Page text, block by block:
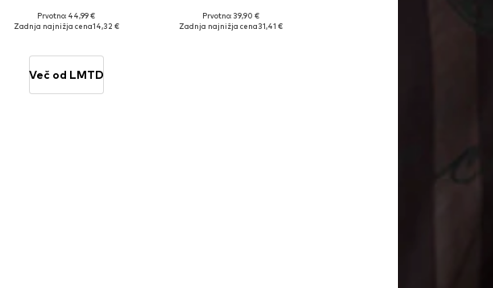
Razpoložljive velikosti: 128, 176
Prvotno: 44,99 €
Zadnja najnižja cena14,32 €
Na voljo v različnih velikostih
Prvotno: 39,90 €
Zadnja najnižja cena31,41 €
Več od LMTD